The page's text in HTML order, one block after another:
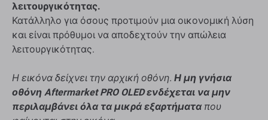
λειτουργικότητας.
Κατάλληλο για όσους προτιμούν μια οικονομική λύση
και είναι πρόθυμοι να αποδεχτούν την απώλεια
λειτουργικότητας.
Η εικόνα δείχνει την αρχική οθόνη. Η μη γνήσια
οθόνη Aftermarket PRO OLED ενδέχεται να μην
περιλαμβάνει όλα τα μικρά εξαρτήματα που